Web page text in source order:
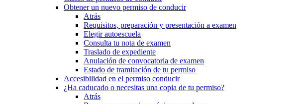
Obtener un nuevo permiso de conducir
Atrás
Requisitos, preparación y presentación a examen
Elegir autoescuela
Consulta tu nota de examen
Traslado de expediente
Anulación de convocatoria de examen
Estado de tramitación de tu permiso
Accesibilidad en el permiso conducir
¿Ha caducado o necesitas una copia de tu permiso?
Atrás